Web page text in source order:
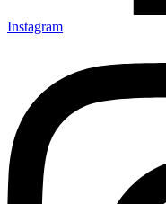
Instagram